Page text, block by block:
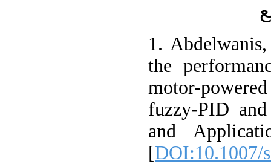
1.
the
motor-
fuzzy-PID
and
[DOI:10.1007/